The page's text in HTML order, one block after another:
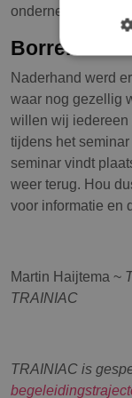
Borrelen
Naderhand werd
waar nog gezellig
willen wij
tijdens het
seminar vindt
weer terug. Hou
voor informatie en
Martin Haijtema ~
TRAINIAC
TRAINIAC is